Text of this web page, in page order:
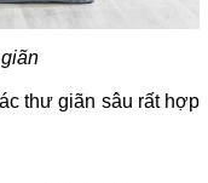
thư giãn sâu rất hợp